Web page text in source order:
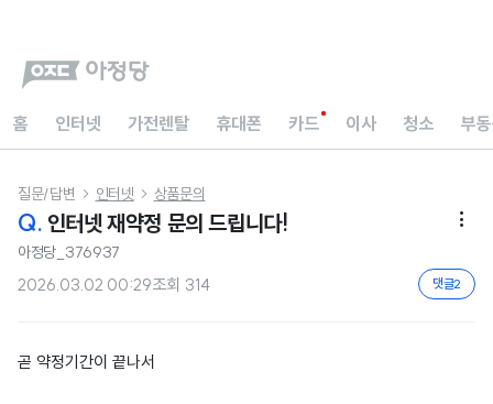
홈 인터넷 가전렌탈 휴대폰 카드 이사 청소 부
질문/답변  인터넷  상품문의
Q. 인터넷 재약정 문의 드립니다! 
아정당_376937
2026.03.02 00:29조회 314 댓글2
곧 약정기간이 끝나서